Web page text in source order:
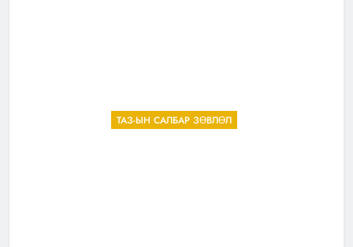
ТАЗ-ЫН САЛБАР ЗӨВЛӨЛ